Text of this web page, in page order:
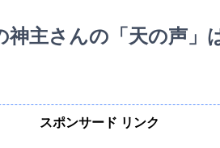
神主さんの「天の声」
スポンサード リンク